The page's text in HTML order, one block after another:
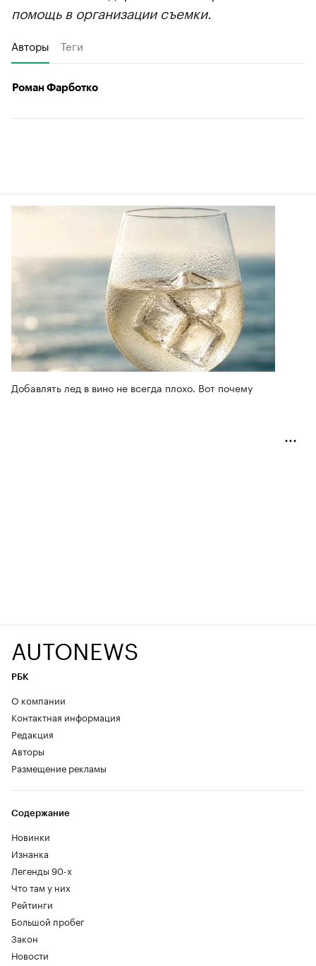
помощь в организации съемки.
Авторы Теги
Роман Фарботко
Добавлять лед в вино не всегда плохо. Вот почему
AUTONEWS
РБК
О компании
Контактная информация
Редакция
Авторы
Размещение рекламы
Содержание
Новинки
Изнанка
Легенды 90-х
Что там у них
Рейтинги
Большой пробег
Закон
Новости